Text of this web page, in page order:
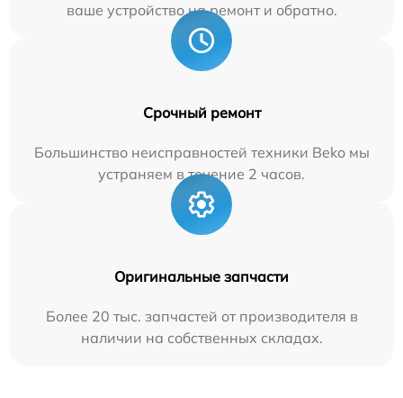
ваше устройство на ремонт и обратно.
Срочный ремонт
Большинство неисправностей техники Beko мы
устраняем в течение 2 часов.
Оригинальные запчасти
Более 20 тыс. запчастей от производителя в
наличии на собственных складах.